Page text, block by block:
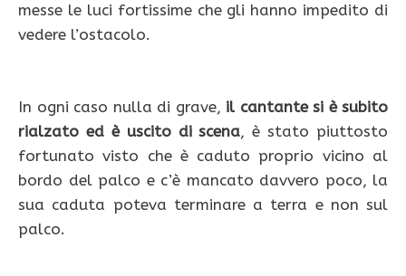
messe le luci fortissime che gli hanno impedito di
vedere l’ostacolo.
In ogni caso nulla di grave, il cantante si è subito
rialzato ed è uscito di scena, è stato piuttosto
fortunato visto che è caduto proprio vicino al
bordo del palco e c’è mancato davvero poco, la
sua caduta poteva terminare a terra e non sul
palco.